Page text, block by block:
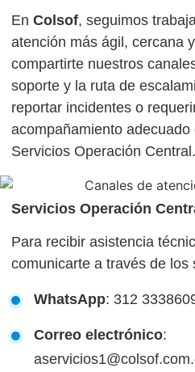
En Colsof, seguimos
atención más ágil, cercana
compartirte nuestros
soporte y la ruta de
reportar incidentes o
acompañamiento
Servicios Operación Central.
Servicios Operación
Para recibir asistencia
comunicarte a través de los
WhatsApp: 312
Correo electrónico: